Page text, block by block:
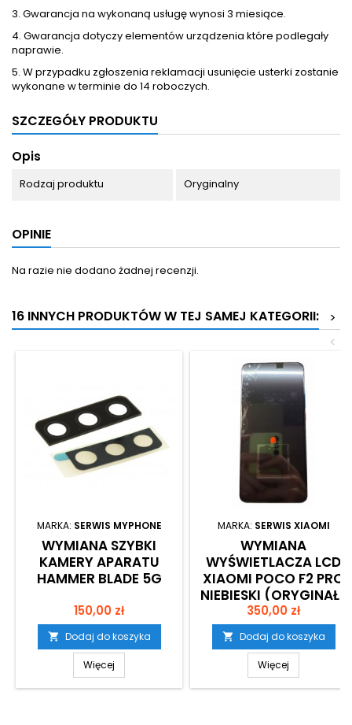
3. Gwarancja na wykonaną usługę wynosi 3 miesiące.
4. Gwarancja dotyczy elementów urządzenia które podlegały
naprawie.
5. W przypadku zgłoszenia reklamacji usunięcie usterki zostanie
wykonane w terminie do 14 roboczych.
SZCZEGÓŁY PRODUKTU
Opis
Rodzaj produktu Oryginalny
OPINIE
Na razie nie dodano żadnej recenzji.
16 INNYCH PRODUKTÓW W TEJ SAMEJ KATEGORII:
>
<
MARKA: SERWIS MYPHONE
WYMIANA SZYBKI
KAMERY APARATU
HAMMER BLADE 5G
Cena
150,00 zł
 Dodaj do koszyka
Więcej
MARKA: SERWIS XIAOMI
WYMIANA
WYŚWIETLACZA LCD
XIAOMI POCO F2 PRO
NIEBIESKI (ORYGINAŁ)
Cena
350,00 zł
 Dodaj do koszyka
Więcej